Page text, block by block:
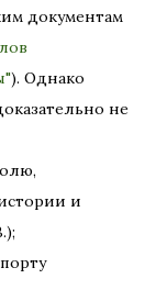
документам
). Однако
не
и